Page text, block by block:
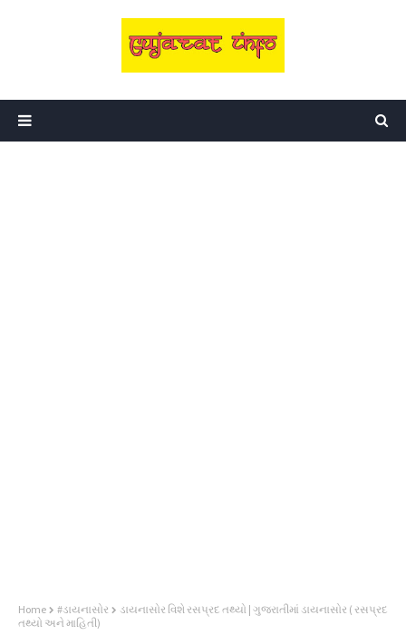
Home #ડાયનાસોર
ડાયનાસોર વિશે રસપ્રદ તથ્યો | ગુજરાતીમાં ડાયનાસોર ( રસપ્રદ
તથ્યો અને માહિતી)